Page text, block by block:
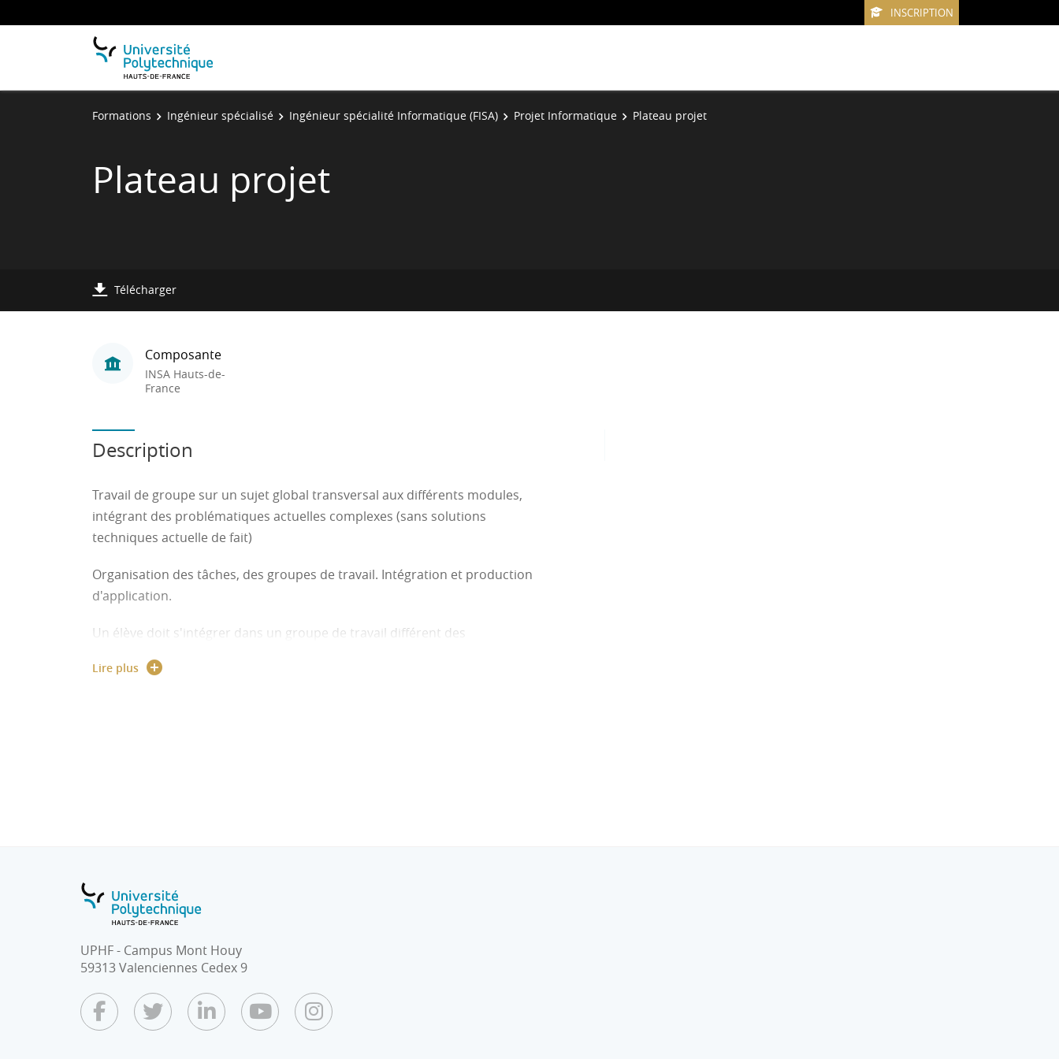
INSCRIPTION
Formations Ingénieur spécialisé Ingénieur spécialité Informatique (FISA) Projet Informatique Plateau projet
Plateau projet
Télécharger
Composante
INSA Hauts-de-
France
Description
Travail de groupe sur un sujet global transversal aux différents modules,
intégrant des problématiques actuelles complexes (sans solutions
techniques actuelle de fait)
Organisation des tâches, des groupes de travail. Intégration et production
d'application.
Un élève doit s'intégrer dans un groupe de travail différent des
Lire plus
UPHF - Campus Mont Houy
59313 Valenciennes Cedex 9